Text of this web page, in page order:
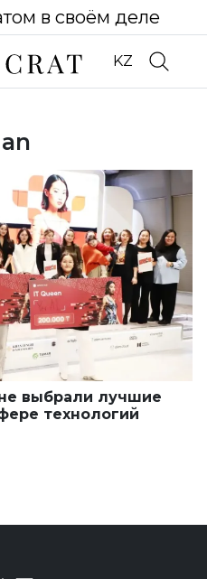
в своём деле
KZ
выбрали лучшие
технологий